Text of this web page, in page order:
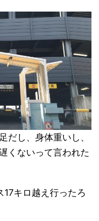
だし、身体重いし、
くないって言われた
17キロ越え行ったろ